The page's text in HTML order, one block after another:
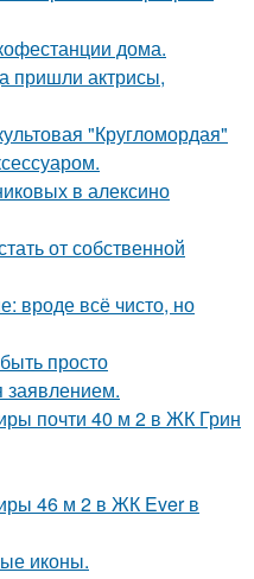
дома.
пришли актрисы,
"Кругломордая"
в алексино
от собственной
вроде всё чисто, но
просто
заявлением.
почти 40 м 2 в ЖК Грин
46 м 2 в ЖК Ever в
иконы.